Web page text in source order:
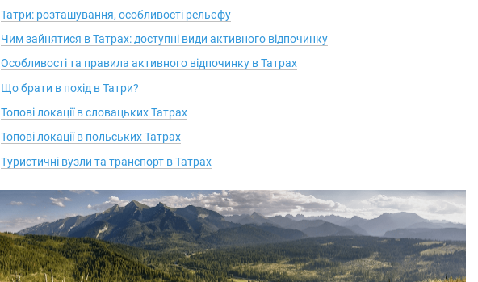
Татри: розташування, особливості рельєфу
Чим зайнятися в Татрах: доступні види активного відпочинку
Особливості та правила активного відпочинку в Татрах
Що брати в похід в Татри?
Топові локації в словацьких Татрах
Топові локації в польських Татрах
Туристичні вузли та транспорт в Татрах